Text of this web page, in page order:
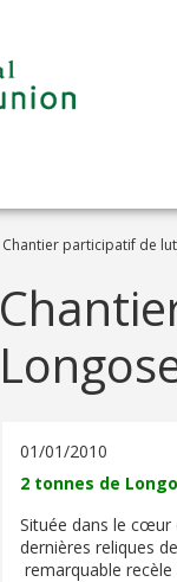
Chantier participatif de
01/01/2010
2 tonnes de
Située dans le cœur
dernières reliques
remarquable